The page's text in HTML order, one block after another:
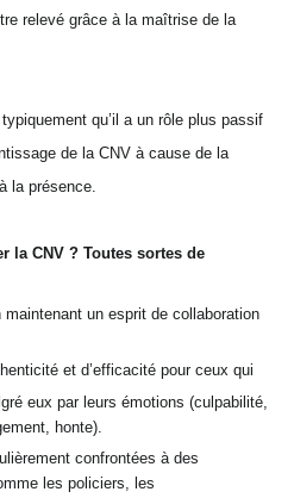
relevé grâce à la maîtrise de la
qu’il a un rôle plus passif
de la CNV à cause de la
la présence.
la CNV ? Toutes sortes de
un esprit de collaboration
et d’efficacité pour ceux qui
eux par leurs émotions (culpabilité,
honte).
confrontées à des
les policiers, les